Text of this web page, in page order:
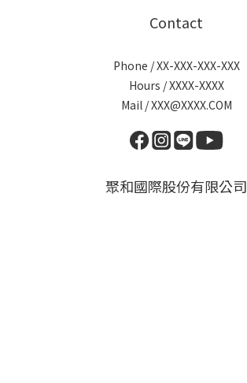
Contact
Phone / XX-XXX-XXX-XXX
Hours / XXXX-XXXX
Mail / XXX@XXXX.COM
聚和國際股份有限公司